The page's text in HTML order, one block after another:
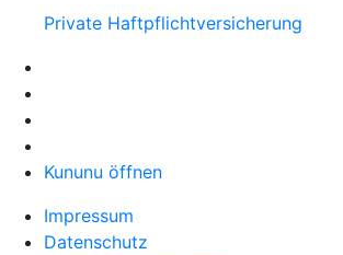
Private Haftpflichtversicherung
Kununu öffnen
Impressum
Datenschutz